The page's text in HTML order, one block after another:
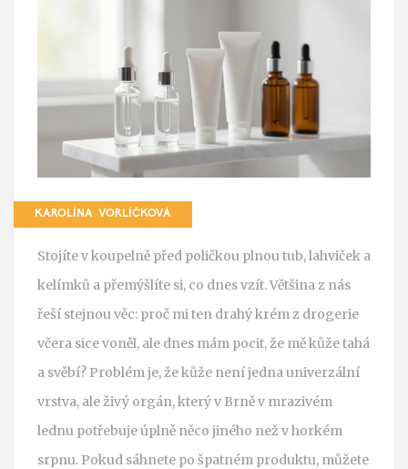
KAROLÍNA VORLÍČKOVÁ
Stojíte v koupelně před poličkou plnou tub, lahviček a
kelímků a přemýšlíte si, co dnes vzít. Většina z nás
řeší stejnou věc: proč mi ten drahý krém z drogerie
včera sice voněl, ale dnes mám pocit, že mě kůže tahá
a svěbí? Problém je, že kůže není jedna univerzální
vrstva, ale živý orgán, který v Brně v mrazivém
lednu potřebuje úplně něco jiného než v horkém
srpnu. Pokud sáhnete po špatném produktu, můžete